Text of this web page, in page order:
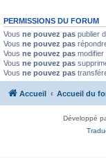
PERMISSIONS DU FORUM
Vous ne pouvez pas publier
Vous ne pouvez pas
Vous ne pouvez pas
Vous ne pouvez pas
Vous ne pouvez pas
Accueil Accueil du
Développé